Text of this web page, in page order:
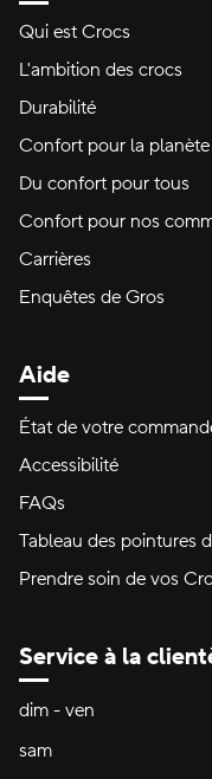
Qui est Crocs
L'ambition des crocs
Durabilité
Confort pour la planète
Du confort pour tous
Confort pour nos
Carrières
Enquêtes de Gros
Aide
État de votre
Accessibilité
FAQs
Tableau des pointures
Prendre soin de vos
Service à la
Heures d'ouverture:
dim - ven dimanche à
sam